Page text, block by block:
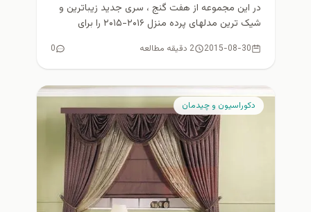
در این مجموعه از هفت گنج ، سری جدید زیباترین و
شیک ترین مدلهای پرده منزل ۲۰۱۶-۲۰۱۵ را برای
2015-08-30 2 دقیقه مطالعه 0
دكوراسيون و چيدمان